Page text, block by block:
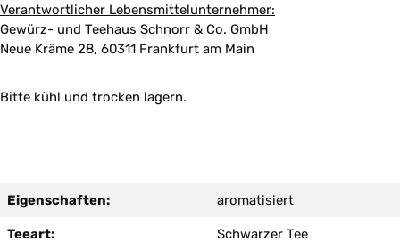
Verantwortlicher Lebensmittelunternehmer:
Gewürz- und Teehaus Schnorr & Co. GmbH
Neue Kräme 28, 60311 Frankfurt am Main
Bitte kühl und trocken lagern.
Eigenschaften: aromatisiert
Teeart: Schwarzer Tee